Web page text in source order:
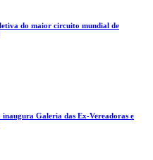
do maior circuito mundial de
Galeria das Ex-Vereadoras e